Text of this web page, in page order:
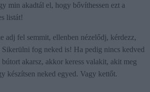
min akadtál el, hogy bővíthessen ezt a
listát!
adj fel semmit, ellenben nézelődj, kérdezz,
Sikerülni fog neked is! Ha pedig nincs kedved
bútort akarsz, akkor keress valakit, akit meg
készítsen neked egyed. Vagy kettőt.